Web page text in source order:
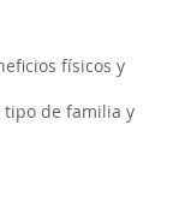
físicos y
tipo de familia y